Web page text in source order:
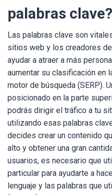
palabras clave?
Las palabras clave son
sitios web y los creadores
ayudar a atraer a más
aumentar su clasificación en
motor de búsqueda (SERP).
posicionado en la parte
podrás dirigir el tráfico a tu
utilizando esas palabras
decides crear un contenido
alto y obtener una gran
usuarios, es necesario que
particular para ayudarte a
lenguaje y las palabras que